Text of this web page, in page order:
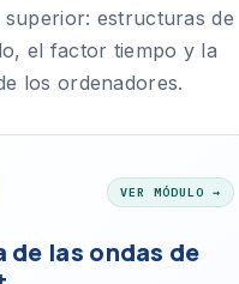
superior: estructuras de
el factor tiempo y la
los ordenadores.
VER MÓDULO →
de las ondas de